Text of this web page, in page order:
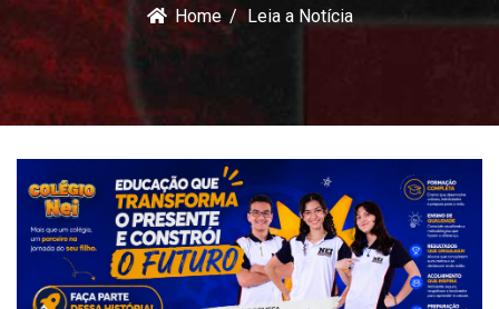
Home Leia a Notícia